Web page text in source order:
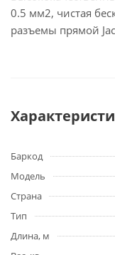
0.5 мм2, чистая
разъемы прямой
Баркод
Модель
Страна
Тип
Длина, м